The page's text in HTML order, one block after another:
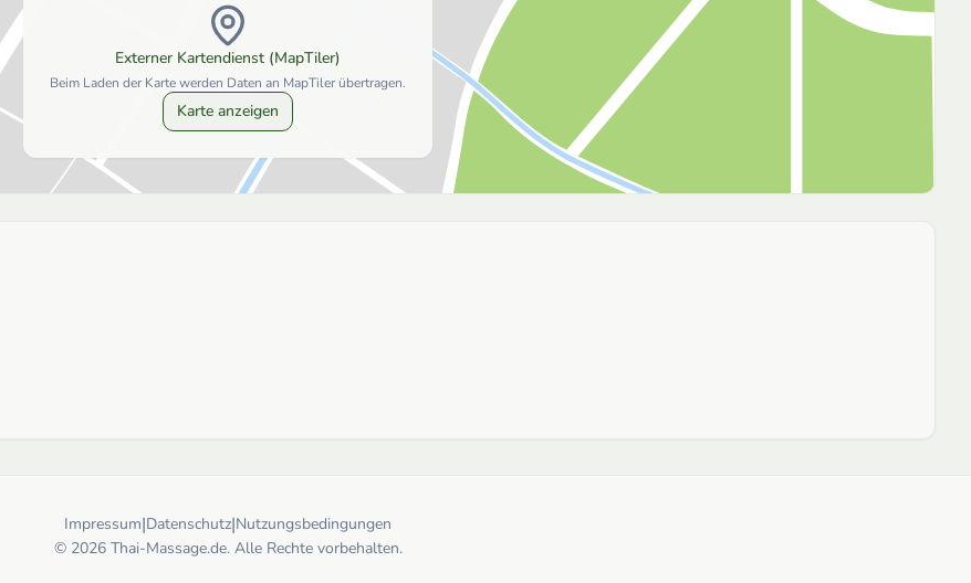
Externer Kartendienst (MapTiler)
Beim Laden der Karte werden Daten an MapTiler übertragen.
Karte anzeigen
Impressum|Datenschutz|Nutzungsbedingungen
© 2026 Thai-Massage.de. Alle Rechte vorbehalten.